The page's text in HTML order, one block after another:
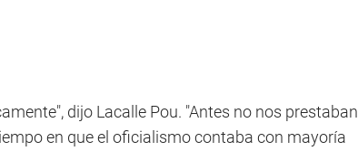
dijo Lacalle Pou. "Antes no nos prestaban
en que el oficialismo contaba con mayoría